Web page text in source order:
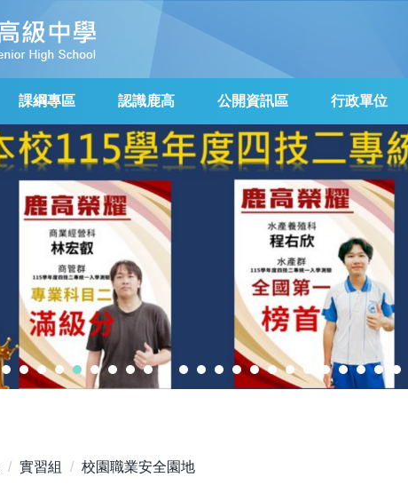
課綱專區 認識鹿高 公開資訊區 行政單位
實習組 校園職業安全園地